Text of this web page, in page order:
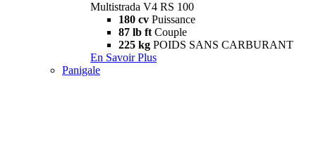
Multistrada V4 RS 100
180 cv Puissance
87 lb ft Couple
225 kg POIDS SANS CARBURANT
En Savoir Plus
Panigale